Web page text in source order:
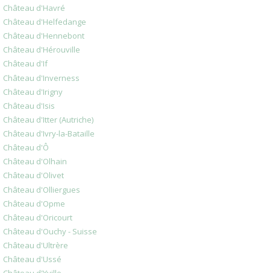
Château d'Havré
Château d'Helfedange
Château d'Hennebont
Château d'Hérouville
Château d'If
Château d'Inverness
Château d'Irigny
Château d'Isis
Château d'Itter (Autriche)
Château d'Ivry-la-Bataille
Château d'Ô
Château d'Olhain
Château d'Olivet
Château d'Olliergues
Château d'Opme
Château d'Oricourt
Château d'Ouchy - Suisse
Château d'Ultrère
Château d'Ussé